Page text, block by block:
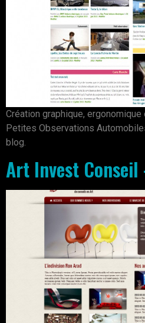
Création graphique,
Petites Observations
blog.
Art Invest